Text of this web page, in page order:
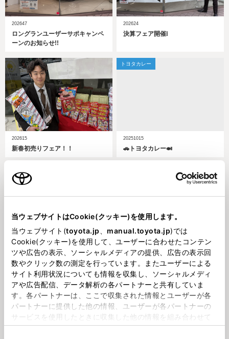
当ウェブサイトはCookie(クッキー)を使用します。
当ウェブサイト(toyota.jp manual.toyota.jp)では
Cookie(クッキー)を使用して、ユーザーに合わせたコンテン
ツや広告の表示、ソーシャルメディアの提供、広告の表示回
数やクリック数の測定を行っています。またユーザーによる
サイト利用状況についても情報を収集し、ソーシャルメディ
アや広告配信、データ解析の各パートナーと共有していま
す。各パートナーは、ここで収集された情報とユーザーが各
パートナーに提供した他の情報、ユーザーが各パートナーの
サービスを使用したときに収集した他の情報を組み合わせて
使用することがあります。当ウェブサイトの使用を続行する
202647
ロングランユーザーサポキャンペ
ーンのお知らせ!!
202624
決算フェア開催❕
202615
新春初売りフェア！！
トヨタカレー
20251015
🚗トヨタカレー🍛
202541
トヨタ南海グループオリジナル購
入促進補助制度！！
2025324
アフラックから新商品！！
ブログ